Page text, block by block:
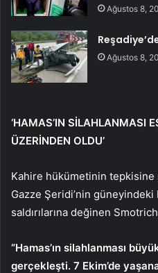
Ağustos 8,
Ağustos 8,
‘HAMAS’IN SİLAHLANMASI
ÜZERİNDEN OLDU’
Kahire hükümetinin
Gazze Şeridi’nin
saldırılarına değinen
“Hamas’ın silahlanması
gerçekleşti. 7 Ekim’de